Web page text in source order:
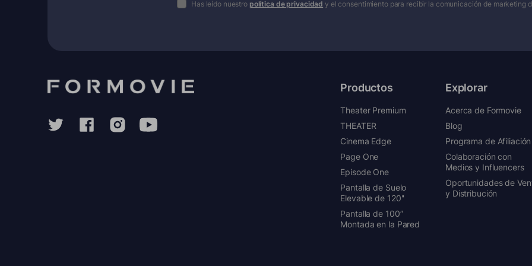
Has leído nuestro política de privacidad y el consentimiento para recibir la comunicación de marketing
Productos
Theater Premium
THEATER
Cinema Edge
Page One
Episode One
Pantalla de Suelo
Elevable de 120''
Pantalla de 100”
Montada en la Pared
Explorar
Acerca de Formovie
Blog
Programa de Afiliación
Colaboración con
Medios y Influencers
Oportunidades de
y Distribución